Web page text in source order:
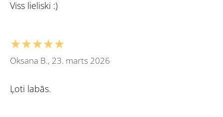
Viss lieliski :)
★★★★★
Oksana B., 23. marts 2026
Ļoti labās.